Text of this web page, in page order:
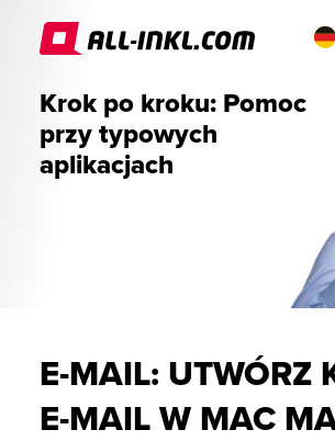
Krok po kroku: Pomoc
przy typowych
aplikacjach
E-MAIL: UTWÓRZ
E-MAIL W MAC